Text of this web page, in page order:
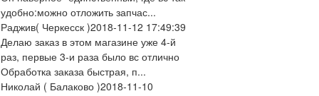
удобно:можно отложить запчас...
Раджив( Черкесск )2018-11-12 17:49:39
Делаю заказ в этом магазине уже 4-й
раз, первые 3-и раза было вс отлично
Обработка заказа быстрая, п...
Николай ( Балаково )2018-11-10